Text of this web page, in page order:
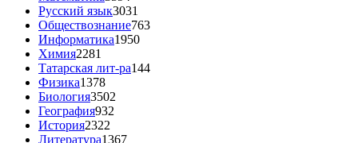
Русский язык3031
Обществознание763
Информатика1950
Химия2281
Татарская лит-ра144
Физика1378
Биология3502
География932
История2322
Литература1367